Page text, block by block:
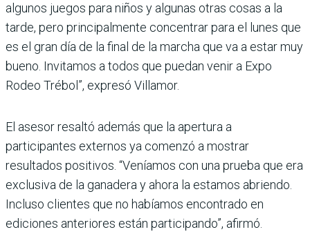
algunos juegos para niños y algunas otras cosas a la
tarde, pero principalmente concentrar para el lunes que
es el gran día de la final de la marcha que va a estar muy
bueno. Invitamos a todos que puedan venir a Expo
Rodeo Trébol”, expresó Villamor.
El asesor resaltó además que la apertura a
participantes externos ya comenzó a mostrar
resultados positivos. “Veníamos con una prueba que era
exclusiva de la ganadera y ahora la estamos abriendo.
Incluso clientes que no habíamos encontrado en
ediciones anteriores están participando”, afirmó.